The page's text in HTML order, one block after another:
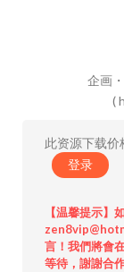
企画
(
此资源下载价
登录
【温馨提示】
言！我們將會
等待，謝謝合